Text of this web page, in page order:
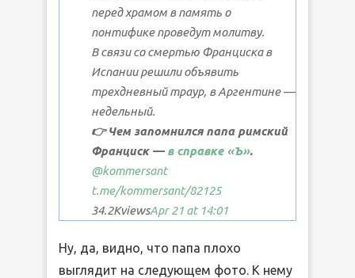
перед храмом в память о
понтифике проведут молитву.
В связи со смертью Франциска в
Испании решили объявить
трехдневный траур, в Аргентине —
недельный.
👉 Чем запомнился папа римский
Франциск —в справке «Ъ».
@kommersant
t.me/kommersant/82125
34.2KviewsApr 21 at 14:01
Ну, да, видно, что папа плохо
выглядит на следующем фото. К нему